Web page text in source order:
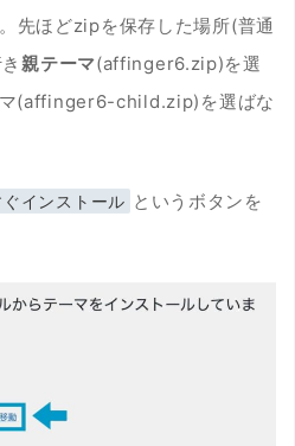
先ほどzipを保存した場所(普通
親テーマ(affinger6.zip)を選
(affinger6-child.zip)を選ばな
インストール というボタンを